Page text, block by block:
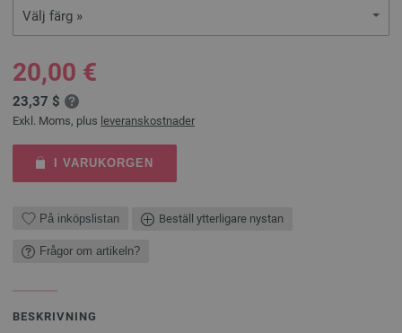
Välj färg »
20,00 €
23,37 $
Exkl. Moms, plus leveranskostnader
I VARUKORGEN
På inköpslistan Beställ ytterligare nystan
Frågor om artikeln?
BESKRIVNING